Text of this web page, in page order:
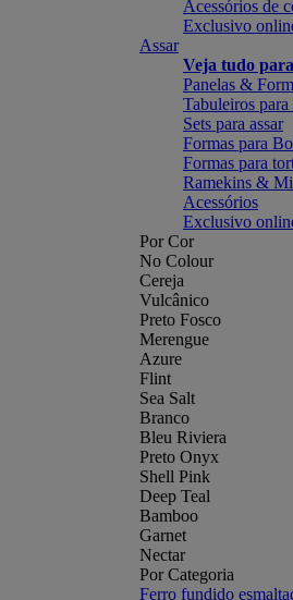
Acessórios de
Exclusivo
Assar
Veja tudo
Panelas &
Tabuleiros para
Sets para assar
Formas para
Formas para
Ramekins &
Acessórios
Exclusivo
Por Cor
No Colour
Cereja
Vulcânico
Preto Fosco
Merengue
Azure
Flint
Sea Salt
Branco
Bleu Riviera
Preto Onyx
Shell Pink
Deep Teal
Bamboo
Garnet
Nectar
Por Categoria
Ferro fundido